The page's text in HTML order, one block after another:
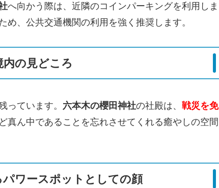
へ向かう際は、近隣のコインパーキングを利用しま
め、公共交通機関の利用を強く推奨します。
の見どころ
っています。 六本木の櫻田神社の社殿は、 戦災を免
真ん中であることを忘れさせてくれる癒やしの空間
ワースポットとしての顔